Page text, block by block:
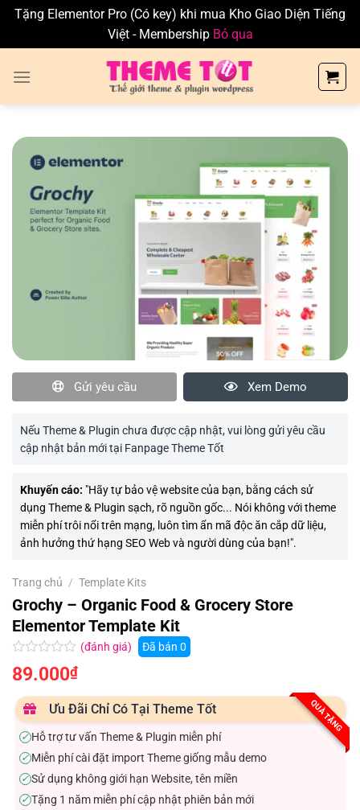
Tặng Elementor Pro (Có key) khi mua Kho Giao Diện Tiếng
Việt - Membership Bỏ qua
Gửi yêu cầu Xem Demo
Nếu Theme & Plugin chưa được cập nhật, vui lòng gửi yêu cầu
cập nhật bản mới tại Fanpage Theme Tốt
Khuyến cáo: "Hãy tự bảo vệ website của bạn, bằng cách sử
dụng Theme & Plugin sạch, rõ nguồn gốc... Nói không với theme
miễn phí trôi nổi trên mạng, luôn tìm ẩn mã độc ăn cắp dữ liệu,
ảnh hưởng thứ hạng SEO Web và người dùng của bạn!".
Trang chủ / Template Kits
Grochy – Organic Food & Grocery Store
Elementor Template Kit
Được
xếp
0.0
5
sao
(đánh giá) Đã bán 0
89.000₫
QUÀ TẶNG
Ưu Đãi Chỉ Có Tại Theme Tốt
✓Hỗ trợ tư vấn Theme & Plugin miễn phí
✓Miễn phí cài đặt import Theme giống mẫu demo
✓Sử dụng không giới hạn Website, tên miền
✓Tặng 1 năm miễn phí cập nhật phiên bản mới